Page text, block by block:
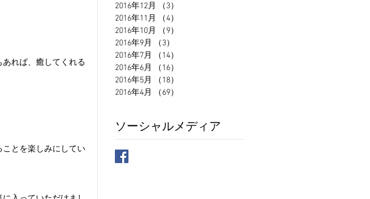
れば、癒してくれる
とを楽しみにしてい
2016年12月
（3）
2016年11月
（4）
2016年10月
（9）
2016年9月
（3）
2016年7月
（14）
2016年6月
（16）
2016年5月
（18）
2016年4月
（69）
ソーシャルメディア